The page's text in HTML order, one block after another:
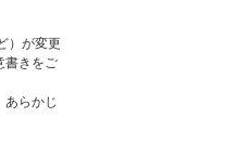
）が変更
書きをご
あらかじ